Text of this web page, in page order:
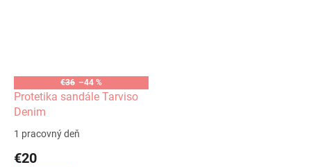
€36 –44 %
Protetika sandále Tarviso
Denim
1 pracovný deň
€20